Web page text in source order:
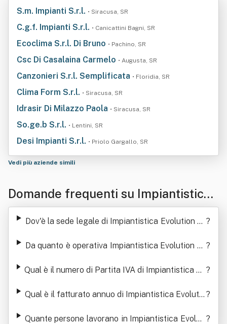
S.m. Impianti S.r.l. • Siracusa, SR
C.g.f. Impianti S.r.l. • Canicattini Bagni, SR
Ecoclima S.r.l. Di Bruno • Pachino, SR
Csc Di Casalaina Carmelo • Augusta, SR
Canzonieri S.r.l. Semplificata • Floridia, SR
Clima Form S.r.l. • Siracusa, SR
Idrasir Di Milazzo Paola • Siracusa, SR
So.ge.b S.r.l. • Lentini, SR
Desi Impianti S.r.l. • Priolo Gargallo, SR
Vedi più aziende simili
Domande frequenti su Impiantistica
Evolution Srl
Dov'è la sede legale di Impiantistica Evolution Sr ?
Da quanto è operativa Impiantistica Evolution Sr ?
Qual è il numero di Partita IVA di Impiantistica Ev ?
Qual è il fatturato annuo di Impiantistica Evolutio ?
Quante persone lavorano in Impiantistica Evoluti ?